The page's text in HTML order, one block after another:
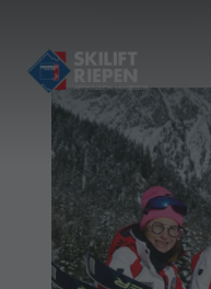
Öffnungszeiten & Preise
Kontakt
Verhaltensregeln
Fotogalerie